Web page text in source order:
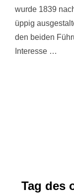
wurde 1839
üppig
den beiden
Interesse …
Tag des